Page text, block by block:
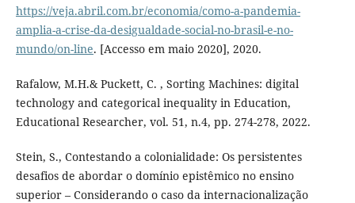
https://veja.abril.com.br/economia/como-a-pandemia-
amplia-a-crise-da-desigualdade-social-no-brasil-e-no-
mundo/on-line. [Accesso em maio 2020], 2020.
Rafalow, M.H.& Puckett, C. , Sorting Machines: digital
technology and categorical inequality in Education,
Educational Researcher, vol. 51, n.4, pp. 274-278, 2022.
Stein, S., Contestando a colonialidade: Os persistentes
desafios de abordar o domínio epistêmico no ensino
superior – Considerando o caso da internacionalização